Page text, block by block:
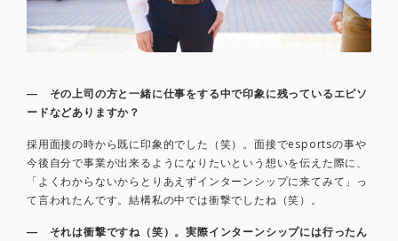
― その上司の方と一緒に仕事をする中で印象に残っているエピソ
ードなどありますか？
採用面接の時から既に印象的でした（笑）。面接でesportsの事や
今後自分で事業が出来るようになりたいという想いを伝えた際に、
「よくわからないからとりあえずインターンシップに来てみて」っ
て言われたんです。結構私の中では衝撃でしたね（笑）。
― それは衝撃ですね（笑）。実際インターンシップには行ったん